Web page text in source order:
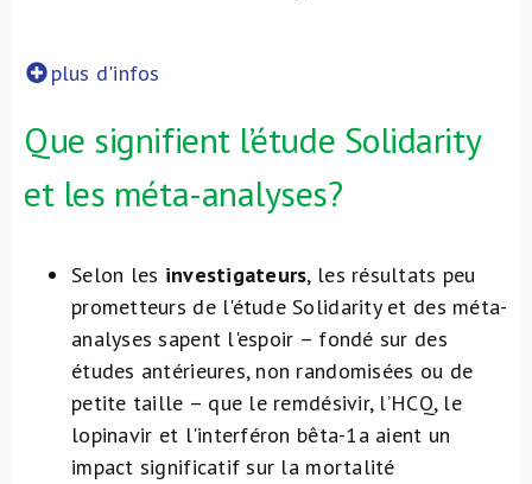
plus d'infos
Que signifient l’étude Solidarity
et les méta-analyses?
Selon les investigateurs, les résultats peu
prometteurs de l'étude Solidarity et des méta-
analyses sapent l'espoir – fondé sur des
études antérieures, non randomisées ou de
petite taille – que le remdésivir, l’HCQ, le
lopinavir et l'interféron bêta-1a aient un
impact significatif sur la mortalité